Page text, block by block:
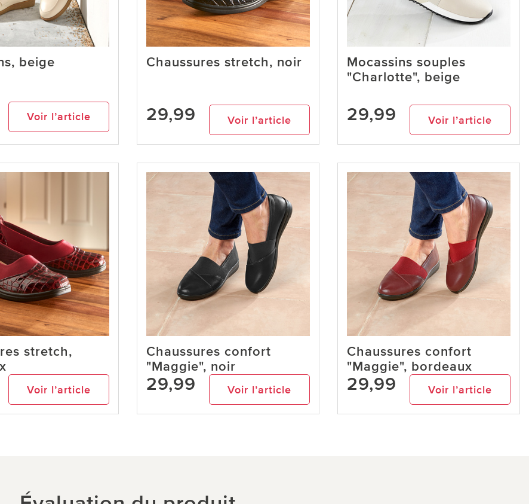
beige
Voir l’article
Chaussures stretch, noir
29,99 Voir l’article
Mocassins souples
"Charlotte", beige
29,99 Voir l’article
stretch,
Voir l’article
Chaussures confort
"Maggie", noir
29,99 Voir l’article
Chaussures confort
"Maggie", bordeaux
29,99 Voir l’article